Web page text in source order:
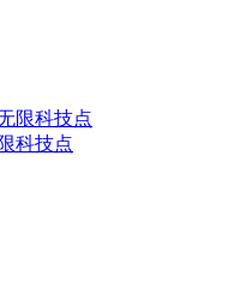
科技点